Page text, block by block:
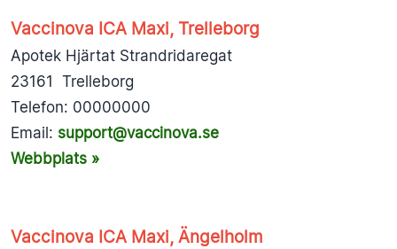
Vaccinova ICA Maxi, Trelleborg
Apotek Hjärtat Strandridaregat
23161 Trelleborg
Telefon: 00000000
Email: support@vaccinova.se
Webbplats »
Vaccinova ICA Maxi, Ängelholm